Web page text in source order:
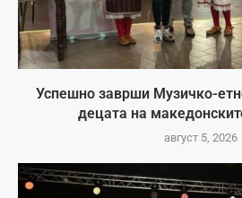
Успешно заврши Музичко-
децата на
август 5, 2026